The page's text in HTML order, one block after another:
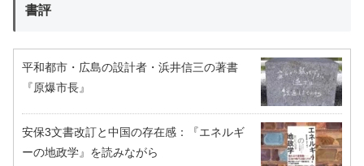
書評
平和都市・広島の設計者・浜井信三の著書
『原爆市長』
安保3文書改訂と中国の存在感：『エネルギ
ーの地政学』を読みながら